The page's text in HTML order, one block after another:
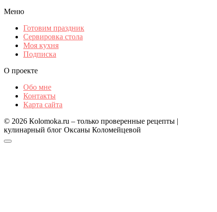
Меню
Готовим праздник
Сервировка стола
Моя кухня
Подписка
О проекте
Обо мне
Контакты
Карта сайта
© 2026 Кolomoka.ru – только проверенные рецепты |
кулинарный блог Оксаны Коломейцевой